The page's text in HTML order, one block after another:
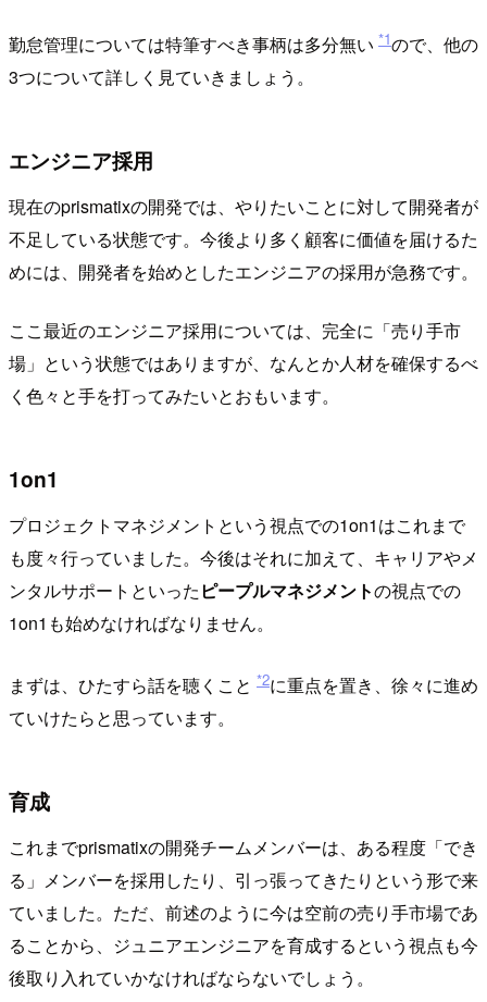
勤怠管理については特筆すべき事柄は多分無い *1ので、他の
3つについて詳しく見ていきましょう。
エンジニア採用
現在のprismatixの開発では、やりたいことに対して開発者が
不足している状態です。今後より多く顧客に価値を届けるた
めには、開発者を始めとしたエンジニアの採用が急務です。
ここ最近のエンジニア採用については、完全に「売り手市
場」という状態ではありますが、なんとか人材を確保するべ
く色々と手を打ってみたいとおもいます。
1on1
プロジェクトマネジメントという視点での1on1はこれまで
も度々行っていました。今後はそれに加えて、キャリアやメ
ンタルサポートといった ピープルマネジメントの視点での
1on1も始めなければなりません。
まずは、ひたすら話を聴くこと *2に重点を置き、徐々に進め
ていけたらと思っています。
育成
これまでprismatixの開発チームメンバーは、ある程度「でき
る」メンバーを採用したり、引っ張ってきたりという形で来
ていました。ただ、前述のように今は空前の売り手市場であ
ることから、ジュニアエンジニアを育成するという視点も今
後取り入れていかなければならないでしょう。